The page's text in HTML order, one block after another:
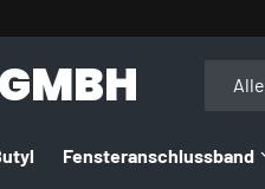
Alle
Fensteranschlussband